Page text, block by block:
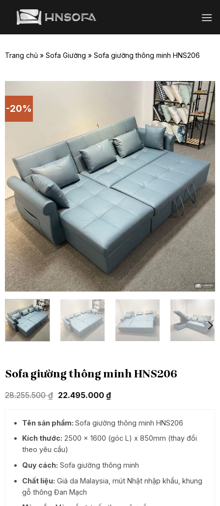
Trang chủ» Sofa Giường » Sofa giường thông minh HNS206
-20%
Sofa giường thông minh HNS206
28.255.500₫ Giá
28.255.500 ₫.
22.495.000 ₫Giá
hiện
22.495.000 ₫.
Tên sản phẩm: Sofa giường thông minh HNS206
Kích thước: 2500 x 1600 (góc L) x 850mm (thay đổi
theo yêu cầu)
Quy cách: Sofa giường thông minh
Chất liệu: Giả da Malaysia, mút Nhật nhập khẩu, khung
gỗ thông Đan Mạch